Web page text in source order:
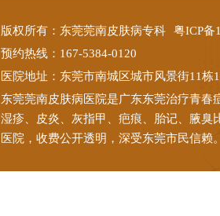
版权所有：东莞莞南皮肤病专科
粤ICP备
预约热线：167-5384-0120
医院地址：东莞市南城区城市风景街11栋
东莞莞南皮肤病医院是广东东莞治疗青春
湿疹、皮炎、灰指甲、疤痕、胎记、腋臭
医院，收费公开透明，深受东莞市民信赖。